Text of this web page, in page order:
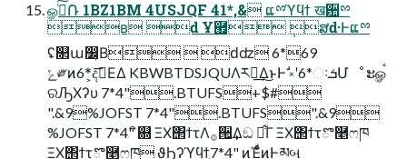
ௐࠪͨ݁͠Ռ 1BZ1BM 4USJQF 41*,& ແྉϓϥϯ ख਺ྉ
ʙ ԁ Ұ཯ ݄ສԁ·Ͱແྉ
ʢ௒ա෼͔Β  ԁʣ 6*69
ݻ༗ͷ6*͕දࣔ͞ΕΔ KBWBTDSJQUΛར༻͢Δ͜ͱͰࣗ ༝ʹ6*ઃܭՄೳ ະௐࠪ
ରԠΧʔυ 7*4".BTUFS+$#
".&9%JOFST 7*4".BTUFS".&9
%JOFST 7*4" ิ଍ ΞΧ΢ϯτΛ࡞੒͢Δඞ ཁ͋Γ ΞΧ΢ϯτొ࿥ෆཁ
ΞΧ΢ϯτొ࿥ෆཁ ϑϦʔϓϥϯ͕7*4" ͷΈͩͬͨͷͰམબ